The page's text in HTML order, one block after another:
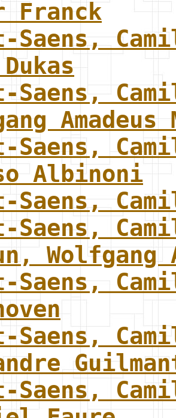
Franck
Saens,
Saens,
Amadeus
Saens,
Albinoni
Saens,
Saens,
Wolfgang
Saens,
Saens,
Saens,